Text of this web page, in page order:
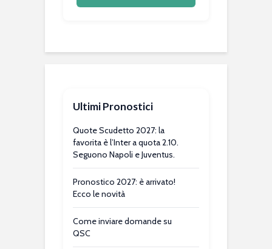
Ultimi Pronostici
Quote Scudetto 2027: la
favorita è l’Inter a quota 2.10.
Seguono Napoli e Juventus.
Pronostico 2027: è arrivato!
Ecco le novità
Come inviare domande su
QSC